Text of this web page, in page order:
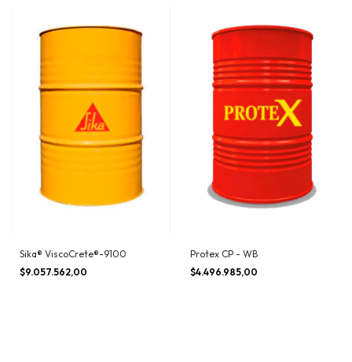
Sika® ViscoCrete®-9100
$9.057.562,00
Protex CP - WB
$4.496.985,00